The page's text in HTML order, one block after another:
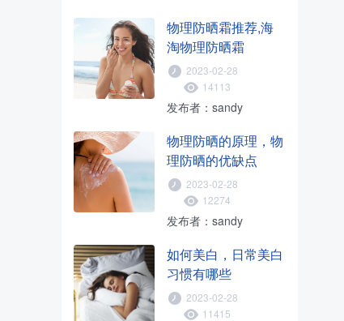
物理防晒霜推荐,海
淘物理防晒霜
2023-02-28
14113
发布者：sandy
物理防晒的原理，物
理防晒的优缺点
2023-02-28
12274
发布者：sandy
如何美白，日常美白
习惯有哪些
2023-02-28
11415